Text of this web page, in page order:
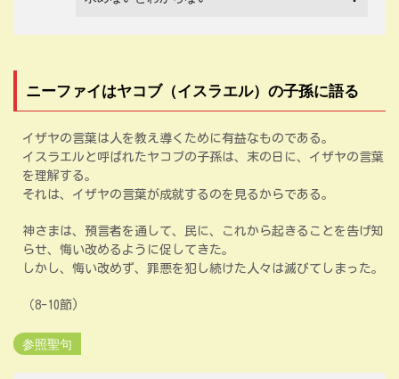
ニーファイはヤコブ（イスラエル）の子孫に語る
イザヤの言葉は人を教え導くために有益なものである。
イスラエルと呼ばれたヤコブの子孫は、末の日に、イザヤの言葉
を理解する。
それは、イザヤの言葉が成就するのを見るからである。
神さまは、預言者を通して、民に、これから起きることを告げ知
らせ、悔い改めるように促してきた。
しかし、悔い改めず、罪悪を犯し続けた人々は滅びてしまった。
（8-10節)
参照聖句